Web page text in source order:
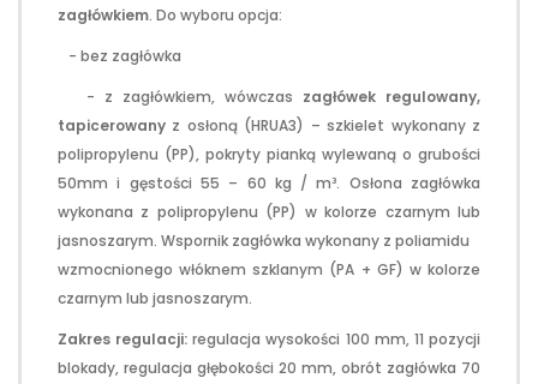
zagłówkiem. Do wyboru opcja:
- bez zagłówka
- z zagłówkiem, wówczas zagłówek regulowany,
tapicerowany z osłoną (HRUA3) – szkielet wykonany z
polipropylenu (PP), pokryty pianką wylewaną o grubości
50mm i gęstości 55 – 60 kg / m³. Osłona zagłówka
wykonana z polipropylenu (PP) w kolorze czarnym lub
jasnoszarym. Wspornik zagłówka wykonany z poliamidu
wzmocnionego włóknem szklanym (PA + GF) w kolorze
czarnym lub jasnoszarym.
Zakres regulacji: regulacja wysokości 100 mm, 11 pozycji
blokady, regulacja głębokości 20 mm, obrót zagłówka 70